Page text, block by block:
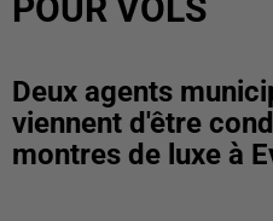
POUR VOLS
Deux agents
viennent d'être
montres de luxe à